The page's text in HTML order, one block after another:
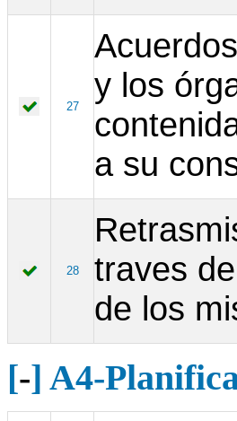
27
y los
a su
28
traves
de los
[-] A4-